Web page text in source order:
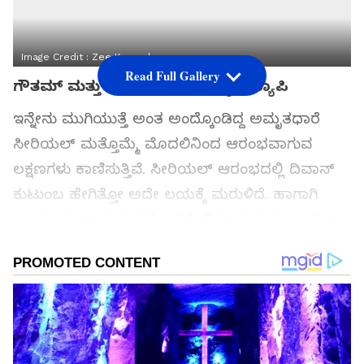
Image Credit : Zee Kannada
ಗೌತಮ್ ಮತ್ತು ಭೂಮಿಕಾ ಫುಲ್ ಹ್ಯಾಪಿ ಹ್ಯಾಪಿ
ಇನ್ನೇನು ಮುಗಿಯುತ್ತೆ ಅಂತ ಅಂದ್ಕೊಂಡಿದ್ದ ಅಮೃತಧಾರೆ
ಸೀರಿಯಲ್ ಮತ್ತೊಮ್ಮೆ ಮೊದಲಿನಿಂದ ಆರಂಭವಾಗುವ
ಲಕ್ಷಣಗಳು ಕಾಣಿಸುತ್ತಿವೆ. ಸೀರಿಯಲ್ ಆರಂಭದಲ್ಲಿ ದಿವಾನ್
ಕುಟುಂಬ ಹೇಗಿತ್ತೋ ಅದೇ ಲಯಕ್ಕೆ ಮರುಳಿದೆ. ಹಾಗಾಗಿ
ಜೋಡಿಗೆ ಒಂದಲ್ಲ ಎರಡು ಶಾಕ್ ಸಿಗೋದು ಪಕ್ಕಾ ಆಗಿದೆ.
ಸಮಗ್ರ ಸುದ್ದಿ ಮೂಲವನ್ನಾಗಿ asianet suvarna news ಅನ್ನು
ಆಯ್ಕೆ ಮಾಡಿಕೊಳ್ಳಿ
Read Full Gallery